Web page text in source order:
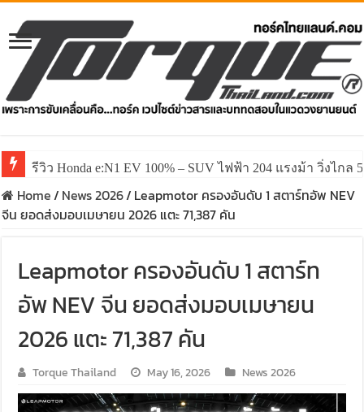
รีวิว Honda e:N1 EV 100% – SUV ไฟฟ้า 204 แรงม้า วิ่งไกล
Home/ News 2026/ Leapmotor ครองอันดับ 1 สตาร์ทอัพ NEV
จีน ยอดส่งมอบเมษายน 2026 แตะ 71,387 คัน
Leapmotor ครองอันดับ 1 สตาร์ท
อัพ NEV จีน ยอดส่งมอบเมษายน
2026 แตะ 71,387 คัน
Torque Thailand May 16, 2026 News 2026